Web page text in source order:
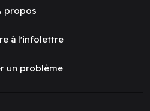
propos
à l'infolettre
un problème